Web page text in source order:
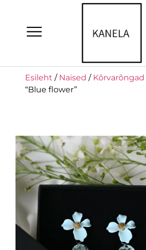
Esileht / Naised / Kõrvarõngad
“Blue flower”